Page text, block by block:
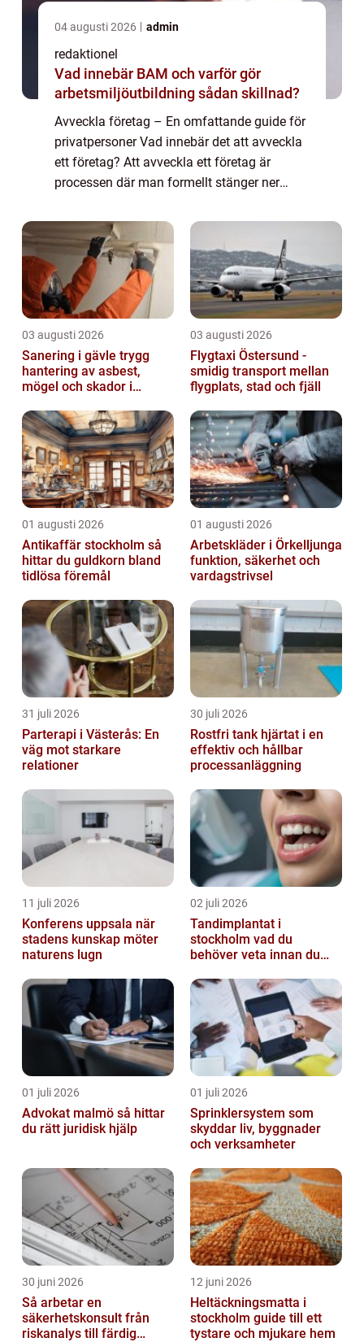
04 augusti 2026 admin
redaktionel
Vad innebär BAM och varför gör
arbetsmiljöutbildning sådan skillnad?
Avveckla företag – En omfattande guide för
privatpersoner Vad innebär det att avveckla
ett företag? Att avveckla ett företag är
processen där man formellt stänger ner
affärsverksamhet. Det kan vara en komplex
pro...
03 augusti 2026
Sanering i gävle trygg
hantering av asbest,
mögel och skador i
03 augusti 2026
Flygtaxi Östersund -
smidig transport mellan
flygplats, stad och fjäll
01 augusti 2026
Antikaffär stockholm så
hittar du guldkorn bland
tidlösa föremål
01 augusti 2026
Arbetskläder i Örkelljunga
funktion, säkerhet och
vardagstrivsel
31 juli 2026
Parterapi i Västerås: En
väg mot starkare
relationer
30 juli 2026
Rostfri tank hjärtat i en
effektiv och hållbar
processanläggning
11 juli 2026
Konferens uppsala när
stadens kunskap möter
naturens lugn
02 juli 2026
Tandimplantat i
stockholm vad du
behöver veta innan du
01 juli 2026
Advokat malmö så hittar
du rätt juridisk hjälp
01 juli 2026
Sprinklersystem som
skyddar liv, byggnader
och verksamheter
30 juni 2026
Så arbetar en
säkerhetskonsult från
riskanalys till färdig
12 juni 2026
Heltäckningsmatta i
stockholm guide till ett
tystare och mjukare hem